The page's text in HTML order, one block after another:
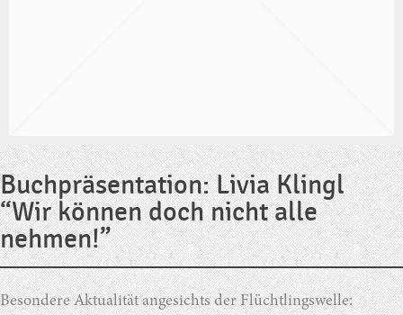
Buchpräsentation: Livia Klingl
“Wir können doch nicht alle
nehmen!”
Besondere Aktualität angesichts der Flüchtlingswelle: